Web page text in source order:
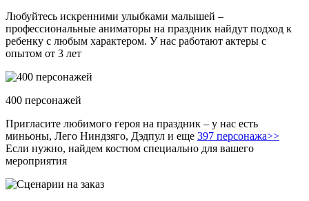
Любуйтесь искренними улыбками малышей –
профессиональные аниматоры на праздник найдут подход к
ребенку с любым характером. У нас работают актеры с
опытом от 3 лет
400 персонажей
Пригласите любимого героя на праздник – у нас есть
миньоны, Лего Ниндзяго, Дэдпул и еще 397 персонажа>>
Если нужно, найдем костюм специально для вашего
мероприятия